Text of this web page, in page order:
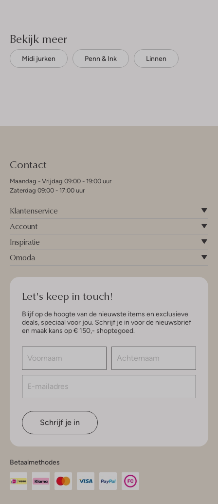
Bekijk meer
Midi jurken Penn & Ink Linnen
Contact
Maandag - Vrijdag 09:00 - 19:00 uur
Zaterdag 09:00 - 17:00 uur
Klantenservice
Account
Inspiratie
Omoda
Let's keep in touch!
Blijf op de hoogte van de nieuwste items en exclusieve
deals, speciaal voor jou. Schrijf je in voor de nieuwsbrief
en maak kans op € 150,- shoptegoed.
Schrijf je in
Betaalmethodes